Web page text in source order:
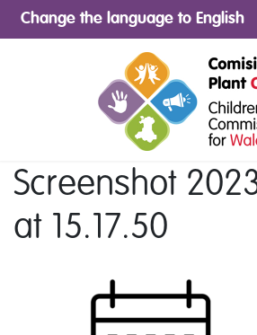
Change the language to English
Screenshot
at 15.17.50